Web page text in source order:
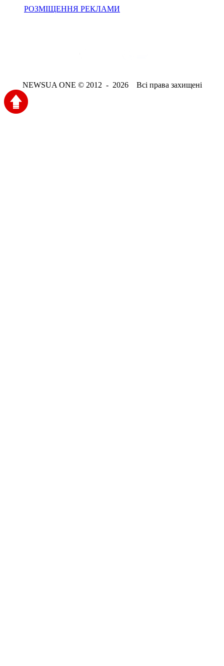
РОЗМІЩЕННЯ РЕКЛАМИ
NEWSUA ONE © 2012 - 2026 Всі права захищені